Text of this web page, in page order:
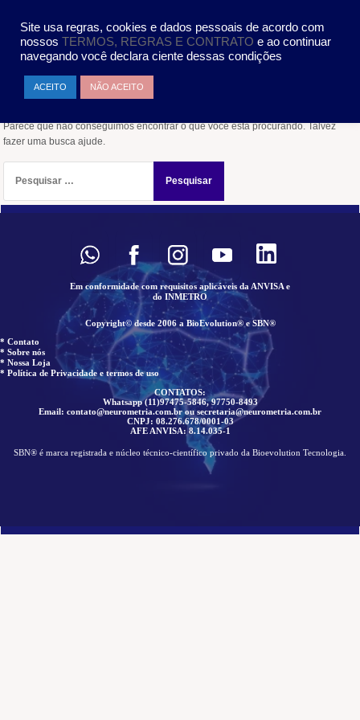
conteúdo
Nada encontrado
Parece que não conseguimos encontrar o que você está procurando. Talvez
fazer uma busca ajude.
por:
Em conformidade com requisitos aplicáveis da ANVISA e
do INMETRO
Copyright© desde 2006 a BioEvolution® e SBN®
* Contato
* Sobre nós
* Nossa Loja
* Política de Privacidade e termos de uso
CONTATOS:
Whatsapp (11)97475-5846, 97750-8493
Email: contato@neurometria.com.br ou secretaria@neurometria.com.br
CNPJ: 08.276.678/0001-03
AFE ANVISA: 8.14.035-1
SBN® é marca registrada e núcleo técnico-científico privado da Bioevolution Tecnologia.
Site usa regras, cookies e dados pessoais de acordo com
nossos TERMOS, REGRAS E CONTRATO e ao continuar
navegando você declara ciente dessas condições
ACEITO NÃO ACEITO